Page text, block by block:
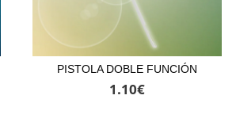
PISTOLA DOBLE FUNCIÓN
1.10€